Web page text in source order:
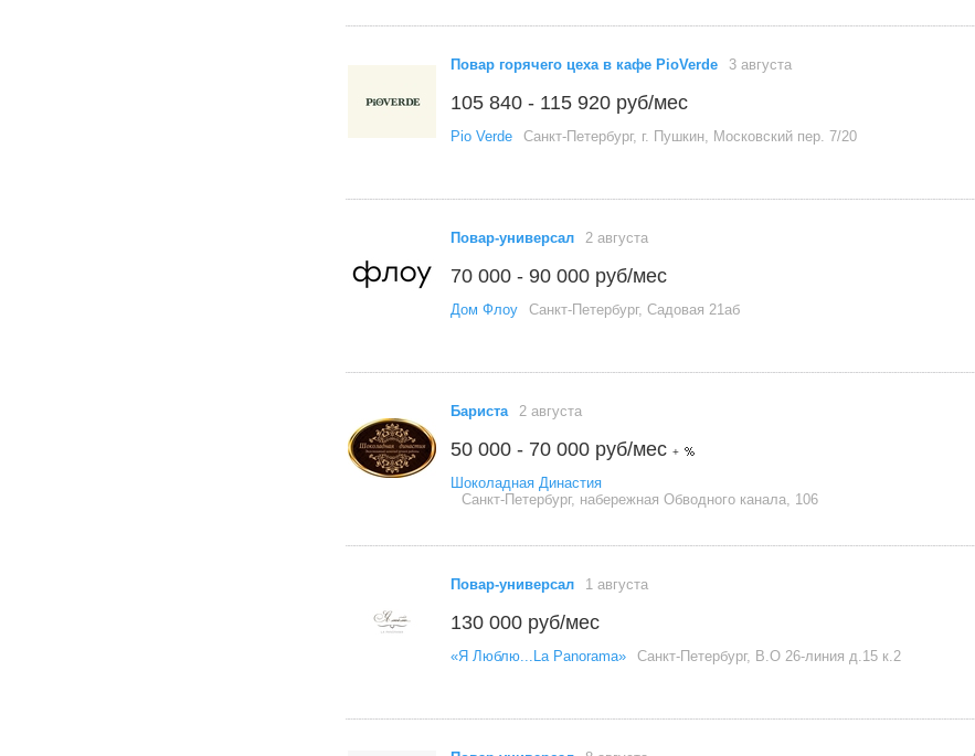
Повар горячего цеха в кафе PioVerde 3 августа
105 840 - 115 920 руб/мес
Pio Verde Санкт-Петербург, г. Пушкин, Московский пер. 7/20
Повар-универсал 2 августа
70 000 - 90 000 руб/мес
Дом Флоу Санкт-Петербург, Садовая 21аб
Бариста 2 августа
50 000 - 70 000 руб/мес +
Шоколадная Династия
Санкт-Петербург, набережная Обводного канала, 106
Повар-универсал 1 августа
130 000 руб/мес
«Я Люблю...La Panorama» Санкт-Петербург, В.О 26-линия д.15 к.2